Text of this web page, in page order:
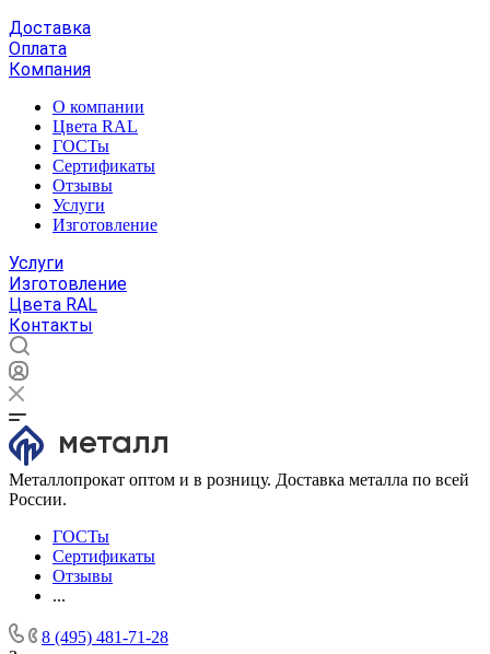
Доставка
Оплата
Компания
О компании
Цвета RAL
ГОСТы
Сертификаты
Отзывы
Услуги
Изготовление
Услуги
Изготовление
Цвета RAL
Контакты
Металлопрокат оптом и в розницу. Доставка металла по всей
России.
ГОСТы
Сертификаты
Отзывы
...
8 (495) 481-71-28